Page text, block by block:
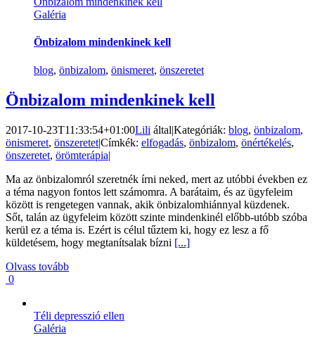
Galéria
Önbizalom mindenkinek kell
blog, önbizalom, önismeret, önszeretet
Önbizalom mindenkinek kell
2017-10-23T11:33:54+01:00Lili által|Kategóriák: blog, önbizalom,
önismeret, önszeretet|Címkék: elfogadás, önbizalom, önértékelés,
önszeretet, örömterápia|
Ma az önbizalomról szeretnék írni neked, mert az utóbbi években ez
a téma nagyon fontos lett számomra. A barátaim, és az ügyfeleim
között is rengetegen vannak, akik önbizalomhiánnyal küzdenek.
Sőt, talán az ügyfeleim között szinte mindenkinél előbb-utóbb szóba
kerül ez a téma is. Ezért is célul tűztem ki, hogy ez lesz a fő
küldetésem, hogy megtanítsalak bízni [...]
Olvass tovább
0
Téli depresszió ellen
Galéria